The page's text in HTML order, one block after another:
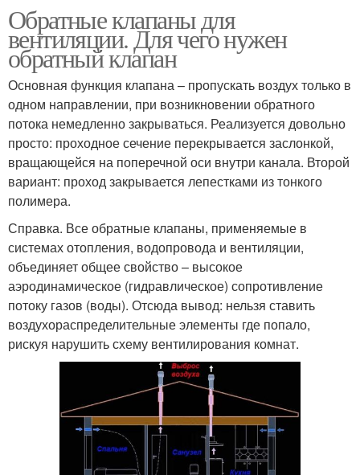
Обратные клапаны для
вентиляции. Для чего нужен
обратный клапан
Основная функция клапана – пропускать воздух только в
одном направлении, при возникновении обратного
потока немедленно закрываться. Реализуется довольно
просто: проходное сечение перекрывается заслонкой,
вращающейся на поперечной оси внутри канала. Второй
вариант: проход закрывается лепестками из тонкого
полимера.
Справка. Все обратные клапаны, применяемые в
системах отопления, водопровода и вентиляции,
объединяет общее свойство – высокое
аэродинамическое (гидравлическое) сопротивление
потоку газов (воды). Отсюда вывод: нельзя ставить
воздухораспределительные элементы где попало,
рискуя нарушить схему вентилирования комнат.